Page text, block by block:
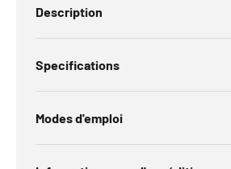
Description
Specifications
Modes d'emploi